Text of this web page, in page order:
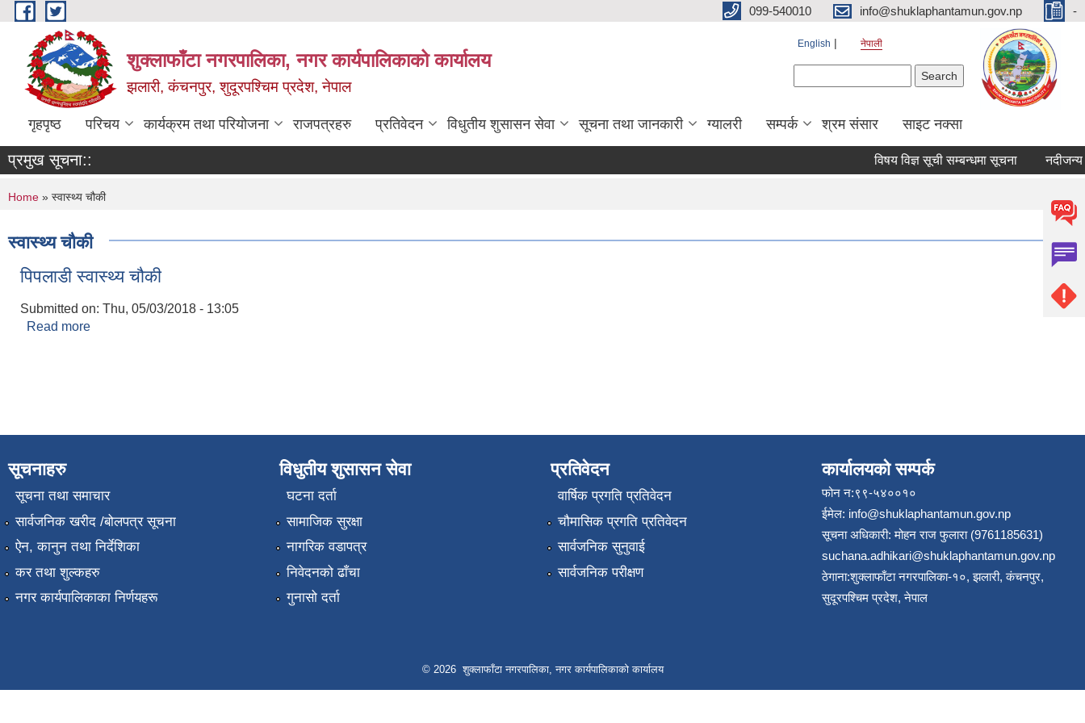
Skip to main content 099-540010 info@shuklaphantamun.gov.np -
शुक्लाफाँटा नगरपालिका, नगर कार्यपालिकाको कार्यालय
झलारी, कंचनपुर, शुदूरपश्चिम प्रदेश, नेपाल
English नेपाली
गृहपृष्ठ परिचय कार्यक्रम तथा परियोजना राजपत्रहरु प्रतिवेदन विधुतीय शुसासन सेवा सूचना तथा जानकारी ग्यालरी सम्पर्क श्रम संसार साइट नक्सा
प्रमुख सूचना:: विषय विज्ञ सूची सम्बन्धमा सूचना नदीजन्य
You are here
Home » स्वास्थ्य चौकी
स्वास्थ्य चौकी
पिपलाडी स्वास्थ्य चौकी
Submitted on: Thu, 05/03/2018 - 13:05
Read more
सूचनाहरु
सूचना तथा समाचार
सार्वजनिक खरीद /बोलपत्र सूचना
ऐन, कानुन तथा निर्देशिका
कर तथा शुल्कहरु
नगर कार्यपालिकाका निर्णयहरू
विधुतीय शुसासन सेवा
घटना दर्ता
सामाजिक सुरक्षा
नागरिक वडापत्र
निवेदनको ढाँचा
गुनासो दर्ता
प्रतिवेदन
वार्षिक प्रगति प्रतिवेदन
चौमासिक प्रगति प्रतिवेदन
सार्वजनिक सुनुवाई
सार्वजनिक परीक्षण
कार्यालयको सम्पर्क
फोन न:९९-५४००१०
ईमेल: info@shuklaphantamun.gov.np
सूचना अधिकारी: मोहन राज फुलारा (9761185631)
suchana.adhikari@shuklaphantamun.gov.np
ठेगाना:शुक्लाफाँटा नगरपालिका-१०, झलारी, कंचनपुर,
सुदूरपश्चिम प्रदेश, नेपाल
© 2026 शुक्लाफाँटा नगरपालिका, नगर कार्यपालिकाको कार्यालय